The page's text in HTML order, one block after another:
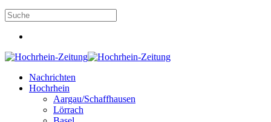
Nachrichten
Hochrhein
Aargau/Schaffhausen
Lörrach